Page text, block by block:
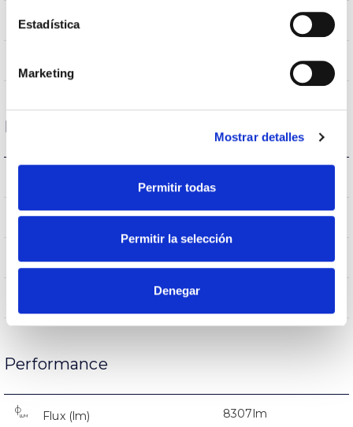
Estadística
Marketing
Mostrar detalles
Permitir todas
Permitir la selección
Denegar
Optical VA00L1P
0,0%
IP Tightness index IP65
Current (A)
Performance
Flux (lm) 8307lm